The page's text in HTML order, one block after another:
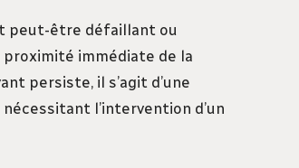
peut-être défaillant ou
proximité immédiate de la
persiste, il s’agit d’une
l’intervention d’un